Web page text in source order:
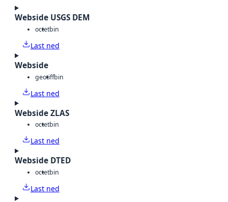
Webside USGS DEM
octetbin
Last ned
Webside
geotiffbin
Last ned
Webside ZLAS
octetbin
Last ned
Webside DTED
octetbin
Last ned